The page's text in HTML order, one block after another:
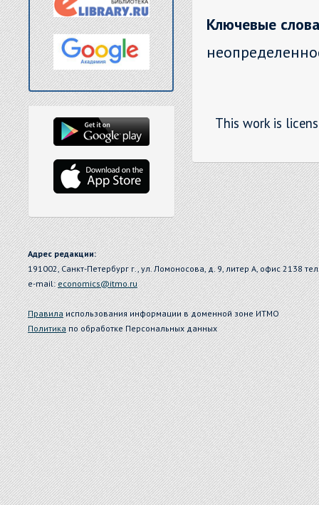
Ключевые
This work is
Адрес редакции:
191002, Санкт-Петербург г., ул. Ломоносова, д. 9, литер А, офис 2138
e-mail:economics@itmo.ru
Правилаиспользования информации в доменной зоне ИТМО
Политикапо обработке Персональных данных